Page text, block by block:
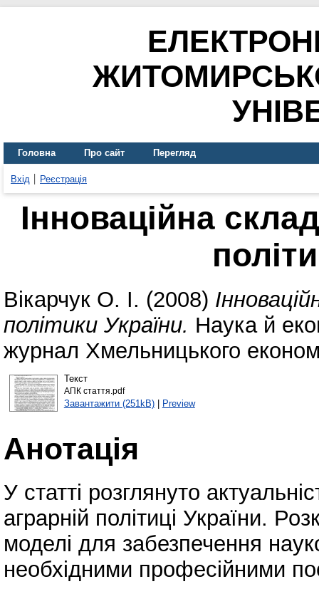
Головна Про сайт Перегляд
Вхід Реєстрація
Інноваційна
Вікарчук О. І. (2008)
політики України. Наука й
журнал Хмельницького
Текст
АПК стаття.pdf
Завантажити (251kB)| Preview
Анотація
У статті розглянуто
аграрній політиці України.
моделі для забезпечення
необхідними професійними